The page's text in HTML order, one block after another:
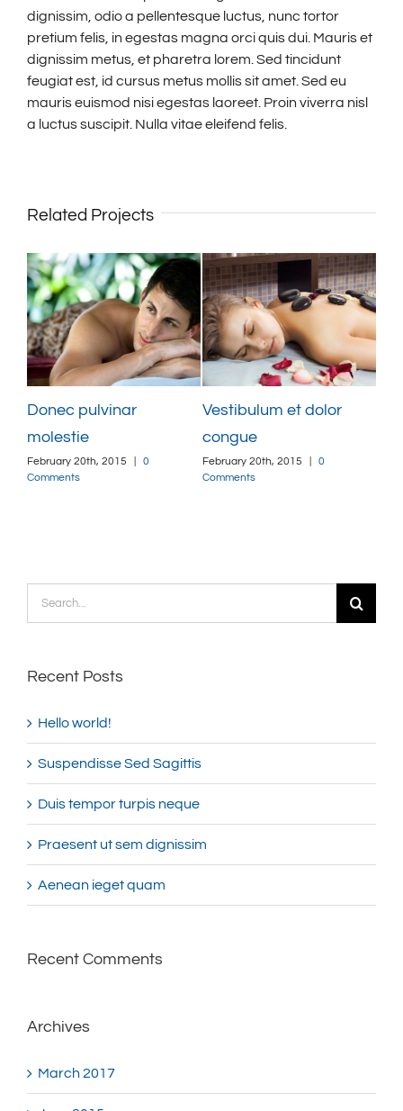
dignissim, odio a pellentesque luctus, nunc tortor
pretium felis, in egestas magna orci quis dui. Mauris et
dignissim metus, et pharetra lorem. Sed tincidunt
feugiat est, id cursus metus mollis sit amet. Sed eu
mauris euismod nisi egestas laoreet. Proin viverra nisl
a luctus suscipit. Nulla vitae eleifend felis.
Related Projects
Donec pulvinar
molestie
February 20th, 2015
0
Comments
Vestibulum et dolor
congue
February 20th, 2015
0
Comments
Recent Posts
Hello world!
Suspendisse Sed Sagittis
Duis tempor turpis neque
Praesent ut sem dignissim
Aenean ieget quam
Recent Comments
Archives
March 2017